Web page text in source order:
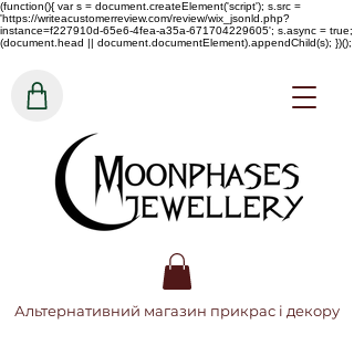
(function(){ var s = document.createElement('script'); s.src =
'https://writeacustomerreview.com/review/wix_jsonld.php?
instance=f227910d-65e6-4fea-a35a-671704229605'; s.async = true;
(document.head || document.documentElement).appendChild(s); })();
Альтернативний магазин прикрас і декору